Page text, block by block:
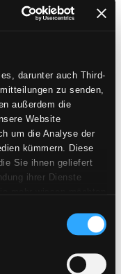
darunter auch Third-
zu senden,
außerdem die
Website
um die Analyse der
kümmern. Diese
Sie ihnen geliefert
ihrer Dienste
Klicken auf die
werden. Falls Sie
verweigern.